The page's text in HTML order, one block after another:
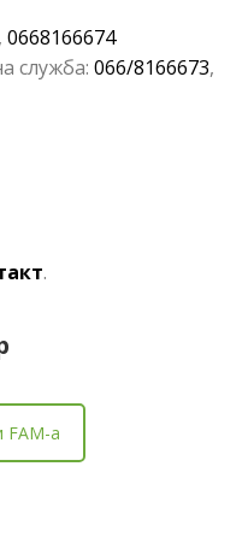
, 0668166674
служба: 066/8166673,
.
FAM-a